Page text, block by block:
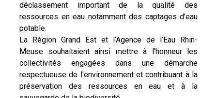
déclassement important de la qualité des
ressources en eau notamment des captages d’eau
potable.
La Région Grand Est et l’Agence de l’Eau Rhin-
Meuse souhaitaient ainsi mettre à l'honneur les
collectivités engagées dans une démarche
respectueuse de l'environnement et contribuant à la
préservation des ressources en eau et à la